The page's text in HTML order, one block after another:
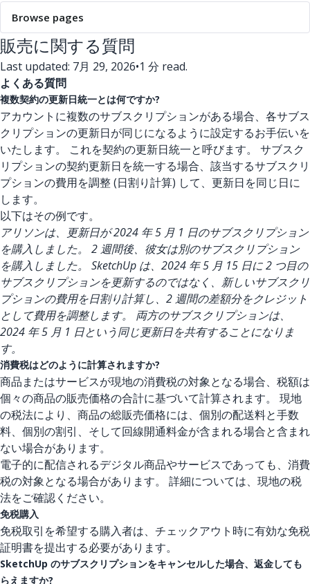
Browse pages
販売に関する質問
Last updated: 7月 29, 2026•1 分 read.
よくある質問
複数契約の更新日統一とは何ですか?
アカウントに複数のサブスクリプションがある場合、各サブス
クリプションの更新日が同じになるように設定するお手伝いを
いたします。 これを契約の更新日統一と呼びます。 サブスク
リプションの契約更新日を統一する場合、該当するサブスクリ
プションの費用を調整 (日割り計算) して、更新日を同じ日に
します。
以下はその例です。
アリソンは、更新日が 2024 年 5 月 1 日のサブスクリプション
を購入しました。 2 週間後、彼女は別のサブスクリプション
を購入しました。 SketchUp は、2024 年 5 月 15 日に 2 つ目の
サブスクリプションを更新するのではなく、新しいサブスクリ
プションの費用を日割り計算し、2 週間の差額分をクレジット
として費用を調整します。 両方のサブスクリプションは、
2024 年 5 月 1 日という同じ更新日を共有することになりま
す。
消費税はどのように計算されますか?
商品またはサービスが現地の消費税の対象となる場合、税額は
個々の商品の販売価格の合計に基づいて計算されます。 現地
の税法により、商品の総販売価格には、個別の配送料と手数
料、個別の割引、そして回線開通料金が含まれる場合と含まれ
ない場合があります。
電子的に配信されるデジタル商品やサービスであっても、消費
税の対象となる場合があります。 詳細については、現地の税
法をご確認ください。
免税購入
免税取引を希望する購入者は、チェックアウト時に有効な免税
証明書を提出する必要があります。
SketchUp のサブスクリプションをキャンセルした場合、返金しても
らえますか?